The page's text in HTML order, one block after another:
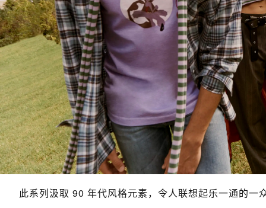
此系列汲取 90 年代风格元素，令人联想起乐一通的